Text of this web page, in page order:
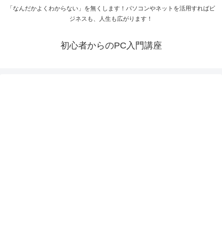
「なんだかよくわからない」を無くします！パソコンやネットを活用すればビ
ジネスも、人生も広がります！
初心者からのPC入門講座